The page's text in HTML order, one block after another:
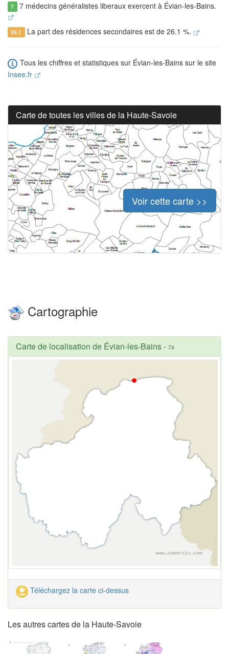
7 7 médecins généralistes liberaux exercent à Évian-les-Bains.
26.1 La part des résidences secondaires est de 26.1 %.
Tous les chiffres et statistiques sur Évian-les-Bains sur le site
Insee.fr
Carte de toutes les villes de la Haute-Savoie
Voir cette carte >>
Cartographie
Carte de localisation de Évian-les-Bains- 74
Téléchargez la carte ci-dessus
Les autres cartes de la Haute-Savoie